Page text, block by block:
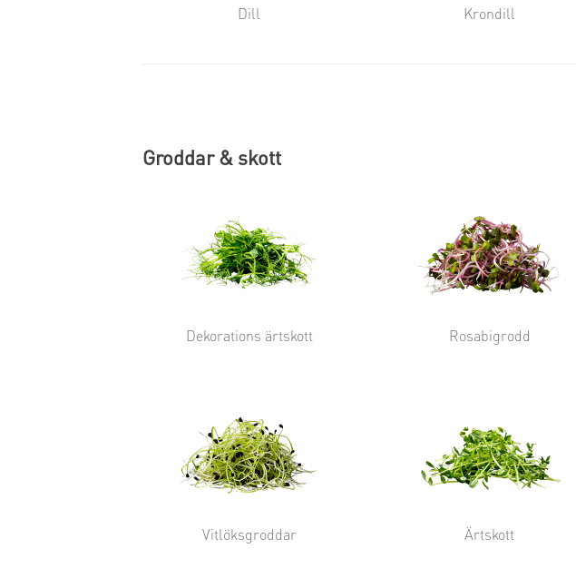
Dill Krondill
Groddar & skott
Dekorations ärtskott Rosabigrodd
Vitlöksgroddar Ärtskott